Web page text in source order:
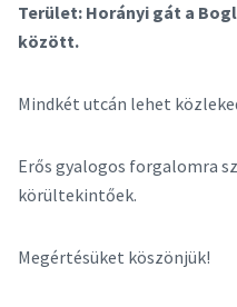
Terület: Horányi gát a
között.
Mindkét utcán lehet
Erős gyalogos forgalomra
körültekintőek.
Megértésüket köszönjük!